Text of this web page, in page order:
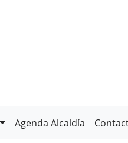
Agenda Alcaldía